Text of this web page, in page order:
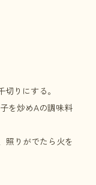
りにする。
を炒めAの調味料
照りがでたら火を